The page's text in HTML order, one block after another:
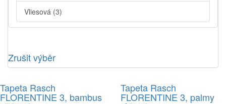
Vliesová (3)
Zrušit výběr
Tapeta Rasch
FLORENTINE 3, bambus
Tapeta Rasch
FLORENTINE 3, palmy